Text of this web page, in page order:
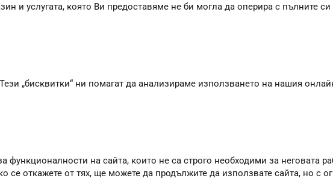
и услугата, която Ви предоставяме не би могла да оперира с пълните
„бисквитки“ ни помагат да анализираме използването на нашия
функционалности на сайта, които не са строго необходими за неговата
се откажете от тях, ще можете да продължите да използвате сайта, но с